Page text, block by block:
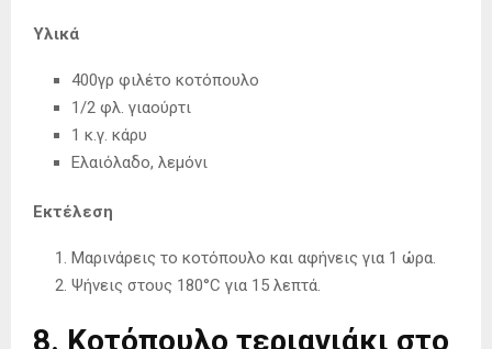
Υλικά
400γρ φιλέτο κοτόπουλο
1/2 φλ. γιαούρτι
1 κ.γ. κάρυ
Ελαιόλαδο, λεμόνι
Εκτέλεση
Μαρινάρεις το κοτόπουλο και αφήνεις για 1 ώρα.
Ψήνεις στους 180°C για 15 λεπτά.
8. Κοτόπουλο τεριαγιάκι στο